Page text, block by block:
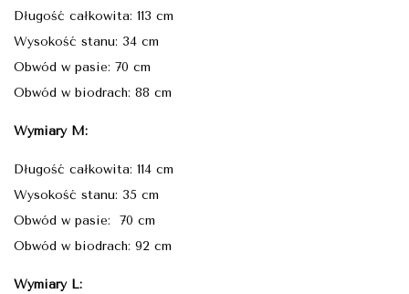
Długość całkowita: 113 cm
Wysokość stanu: 34 cm
Obwód w pasie: 70 cm
Obwód w biodrach: 88 cm
Wymiary M:
Długość całkowita: 114 cm
Wysokość stanu: 35 cm
Obwód w pasie: 70 cm
Obwód w biodrach: 92 cm
Wymiary L: